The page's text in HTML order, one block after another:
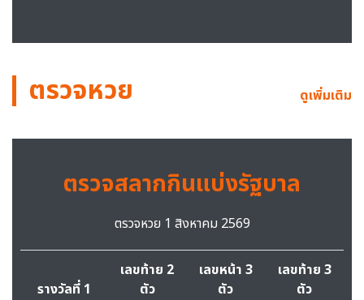
ตรวจหวย ดูเพิ่มเติม
ตรวจสลากกินแบ่งรัฐบาล
ตรวจหวย 1 สิงหาคม 2569
รางวัลที่ 1
เลขท้าย 2
ตัว
เลขหน้า 3
ตัว
เลขท้าย 3
ตัว